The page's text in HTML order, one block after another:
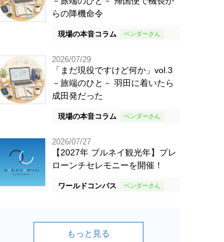
らの降機命令
現場の本音コラム
2026/07/29
「まだ現役ですけど何か」vol.3
－旅端のひと－ 羽田に着いたら
成田発だった
現場の本音コラム
2026/07/27
【2027年 ブルネイ観光年】プレ
ローンチセレモニーを開催！
ワールドコンパス
もっと見る